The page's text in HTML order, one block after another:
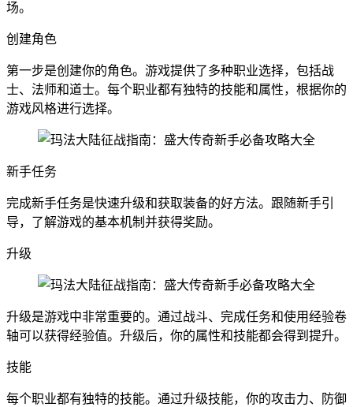
场。
创建角色
第一步是创建你的角色。游戏提供了多种职业选择，包括战
士、法师和道士。每个职业都有独特的技能和属性，根据你的
游戏风格进行选择。
新手任务
完成新手任务是快速升级和获取装备的好方法。跟随新手引
导，了解游戏的基本机制并获得奖励。
升级
升级是游戏中非常重要的。通过战斗、完成任务和使用经验卷
轴可以获得经验值。升级后，你的属性和技能都会得到提升。
技能
每个职业都有独特的技能。通过升级技能，你的攻击力、防御